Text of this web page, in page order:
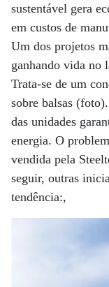
sustentável gera
em custos de
Um dos projetos
ganhando vida no
Trata-se de um
sobre balsas
das unidades
energia. O
vendida pela
seguir, outras
tendência:,